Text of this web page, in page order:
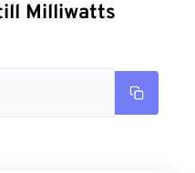
Milliwatts